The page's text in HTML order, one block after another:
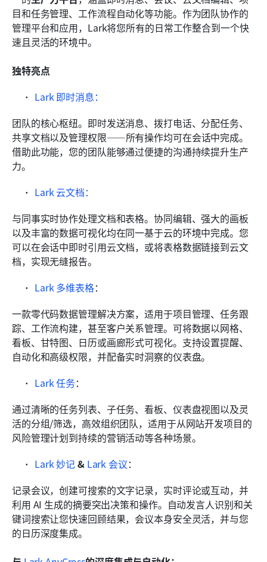
目和任务管理、工作流程自动化等功能。作为团队协作的
管理平台和应用，Lark将您所有的日常工作整合到一个快
速且灵活的环境中。
独特亮点
Lark 即时消息：
团队的核心枢纽。即时发送消息、拨打电话、分配任务、
共享文档以及管理权限——所有操作均可在会话中完成。
借助此功能，您的团队能够通过便捷的沟通持续提升生产
力。
Lark 云文档：
与同事实时协作处理文档和表格。协同编辑、强大的画板
以及丰富的数据可视化均在同一基于云的环境中完成。您
可以在会话中即时引用云文档，或将表格数据链接到云文
档，实现无缝报告。
Lark 多维表格：
一款零代码数据管理解决方案，适用于项目管理、任务跟
踪、工作流构建，甚至客户关系管理。可将数据以网格、
看板、甘特图、日历或画廊形式可视化。支持设置提醒、
自动化和高级权限，并配备实时洞察的仪表盘。
Lark 任务：
通过清晰的任务列表、子任务、看板、仪表盘视图以及灵
活的分组/筛选，高效组织团队，适用于从网站开发项目的
风险管理计划到持续的营销活动等各种场景。
Lark 妙记 & Lark 会议：
记录会议，创建可搜索的文字记录，实时评论或互动，并
利用 AI 生成的摘要突出决策和操作。自动发言人识别和关
键词搜索让您快速回顾结果，会议本身安全灵活，并与您
的日历深度集成。